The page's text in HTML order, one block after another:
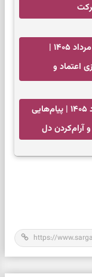
فال فرشتگان امروز پنجشنبه ۱۵ مرداد ۱۴۰۵ |
اعتماد و
فال انبیا امروز پنجشنبه ۱۵ مرداد ۱۴۰۵ | پیام‌هایی
آرام‌کردن دل